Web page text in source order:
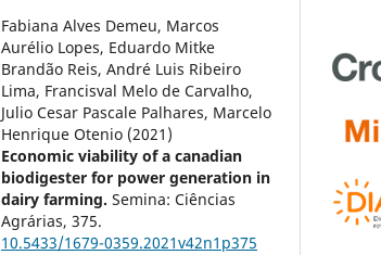
Fabiana Alves Demeu, Marcos
Aurélio Lopes, Eduardo Mitke
Brandão Reis, André Luis Ribeiro
Lima, Francisval Melo de Carvalho,
Julio Cesar Pascale Palhares, Marcelo
Henrique Otenio (2021)
Economic viability of a canadian
biodigester for power generation in
dairy farming.Semina: Ciências
Agrárias,375.
10.5433/1679-0359.2021v42n1p375